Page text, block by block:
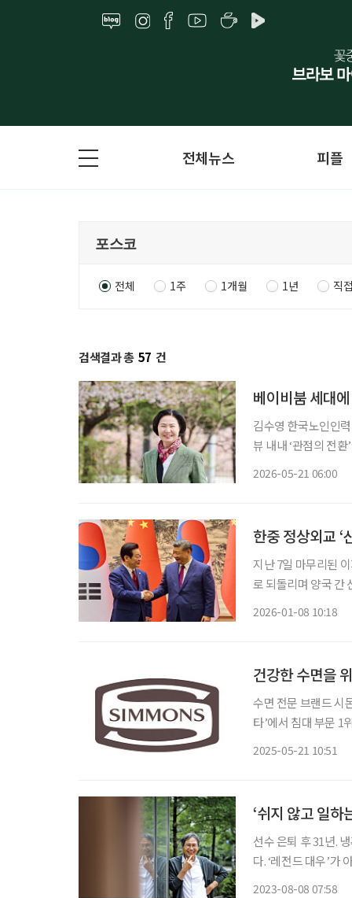
전체뉴스 피플
전체 1주 1개월 1년 직
검색결과 총 57 건
베이비붐 세대
김수영 한국노인인력개발원장 올해 2월 취임한 김수영 제8대
뷰 내내 ‘관점의 전
2026-05-21 06:00
한중 정상외교 ‘
지난 7일 마무리된
로 되돌리며 양국 간
2026-01-08 10:18
건강한 수면을
수면 전문 브랜드 시
타’에서 침대 부문 1
2025-05-21 10:51
‘쉬지 않고 일하
선수 은퇴 후 31년.
다. ‘레전드 대우’가
2023-08-08 07:58